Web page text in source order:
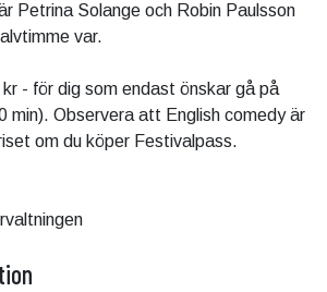
Petrina Solange och Robin Paulsson
var.
kr - för dig som endast önskar gå på
min). Observera att English comedy är
om du köper Festivalpass.